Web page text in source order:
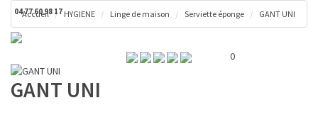
04 77 60 98 17
0
Accueil HYGIENE Linge de maison Serviette éponge GANT UNI
GANT UNI